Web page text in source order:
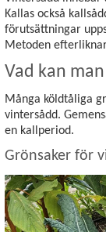
Kallas också
förutsättningar
Metoden
Vad kan
Många köldtåliga
vintersådd.
en kallperiod.
Grönsaker för